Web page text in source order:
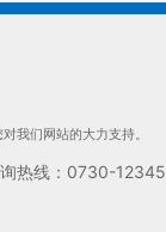
我们网站的大力支持。
热线：0730-12345